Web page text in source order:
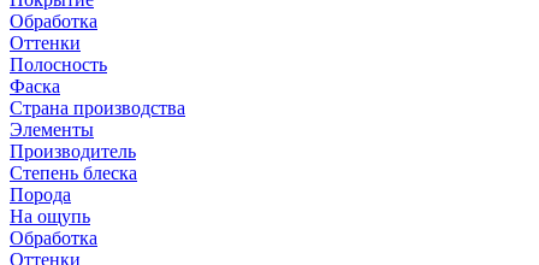
Обработка
Оттенки
Полосность
Фаска
Страна производства
Элементы
Производитель
Степень блеска
Порода
На ощупь
Обработка
Оттенки